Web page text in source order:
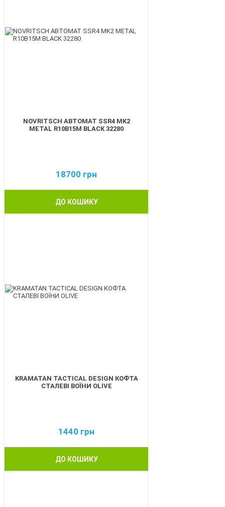
NOVRITSCH АВТОМАТ SSR4 MK2
METAL R10B15M BLACK 32280
18700 грн
ДО КОШИКУ
KRAMATAN TACTICAL DESIGN КОФТА
СТАЛЕВІ ВОЇНИ OLIVE
1440 грн
ДО КОШИКУ